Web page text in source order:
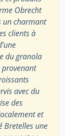
Obrecht
un charmant
clients à
du granola
avec du
des
et
Bretelles une